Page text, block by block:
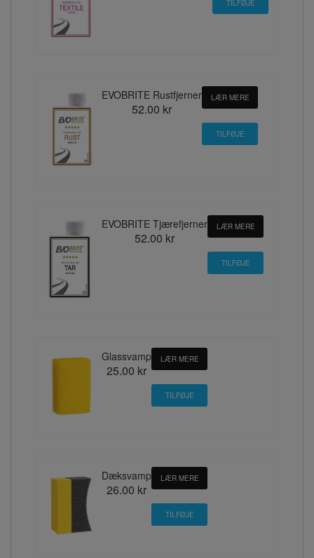
EVOBRITE Rustfjerner
52.00 kr
LÆR MERE
EVOBRITE Tjærefjerner
52.00 kr
LÆR MERE
Glassvamp
25.00 kr
LÆR MERE
Dæksvamp
26.00 kr
LÆR MERE